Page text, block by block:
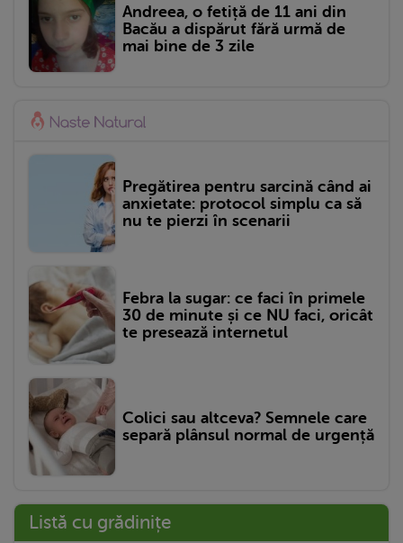
Andreea, o fetiță de 11 ani din
Bacău a dispărut fără urmă de
mai bine de 3 zile
Pregătirea pentru sarcină când ai
anxietate: protocol simplu ca să
nu te pierzi în scenarii
Febra la sugar: ce faci în primele
30 de minute și ce NU faci, oricât
te presează internetul
Colici sau altceva? Semnele care
separă plânsul normal de urgență
Listă cu grădinițe